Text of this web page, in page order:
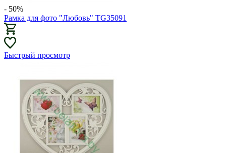
- 50%
Рамка для фото "Любовь" TG35091
Быстрый просмотр